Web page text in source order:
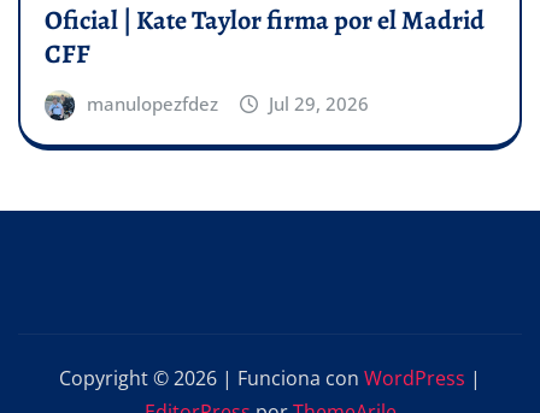
Oficial | Kate Taylor firma por el Madrid
CFF
manulopezfdez Jul 29, 2026
Copyright © 2026 | Funciona con WordPress |